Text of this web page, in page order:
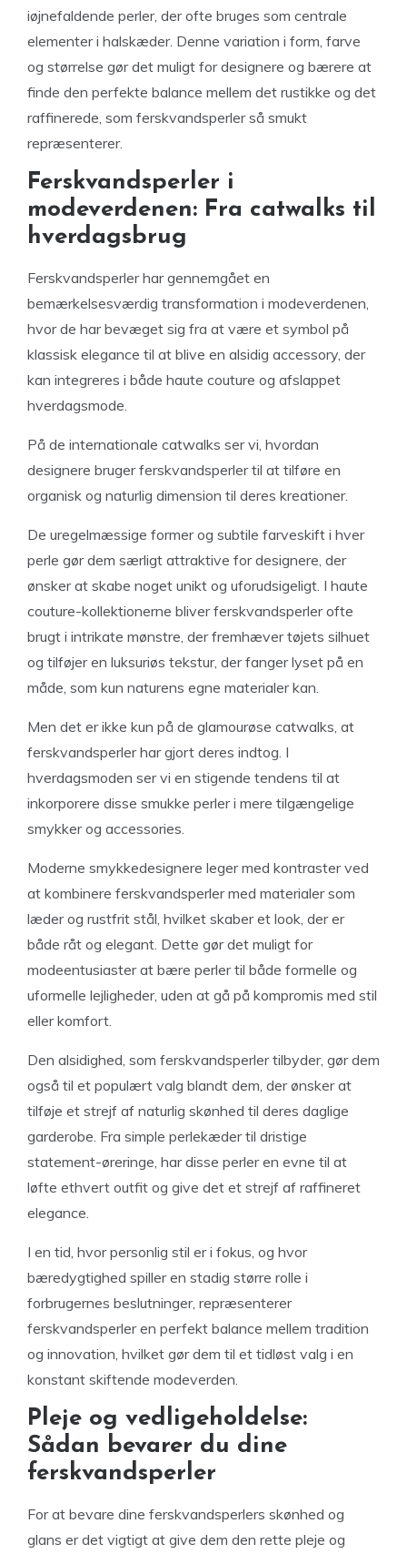
iøjnefaldende perler, der ofte bruges som centrale
elementer i halskæder. Denne variation i form, farve
og størrelse gør det muligt for designere og bærere at
finde den perfekte balance mellem det rustikke og det
raffinerede, som ferskvandsperler så smukt
repræsenterer.
Ferskvandsperler i
modeverdenen: Fra catwalks til
hverdagsbrug
Ferskvandsperler har gennemgået en
bemærkelsesværdig transformation i modeverdenen,
hvor de har bevæget sig fra at være et symbol på
klassisk elegance til at blive en alsidig accessory, der
kan integreres i både haute couture og afslappet
hverdagsmode.
På de internationale catwalks ser vi, hvordan
designere bruger ferskvandsperler til at tilføre en
organisk og naturlig dimension til deres kreationer.
De uregelmæssige former og subtile farveskift i hver
perle gør dem særligt attraktive for designere, der
ønsker at skabe noget unikt og uforudsigeligt. I haute
couture-kollektionerne bliver ferskvandsperler ofte
brugt i intrikate mønstre, der fremhæver tøjets silhuet
og tilføjer en luksuriøs tekstur, der fanger lyset på en
måde, som kun naturens egne materialer kan.
Men det er ikke kun på de glamourøse catwalks, at
ferskvandsperler har gjort deres indtog. I
hverdagsmoden ser vi en stigende tendens til at
inkorporere disse smukke perler i mere tilgængelige
smykker og accessories.
Moderne smykkedesignere leger med kontraster ved
at kombinere ferskvandsperler med materialer som
læder og rustfrit stål, hvilket skaber et look, der er
både råt og elegant. Dette gør det muligt for
modeentusiaster at bære perler til både formelle og
uformelle lejligheder, uden at gå på kompromis med stil
eller komfort.
Den alsidighed, som ferskvandsperler tilbyder, gør dem
også til et populært valg blandt dem, der ønsker at
tilføje et strejf af naturlig skønhed til deres daglige
garderobe. Fra simple perlekæder til dristige
statement-øreringe, har disse perler en evne til at
løfte ethvert outfit og give det et strejf af raffineret
elegance.
I en tid, hvor personlig stil er i fokus, og hvor
bæredygtighed spiller en stadig større rolle i
forbrugernes beslutninger, repræsenterer
ferskvandsperler en perfekt balance mellem tradition
og innovation, hvilket gør dem til et tidløst valg i en
konstant skiftende modeverden.
Pleje og vedligeholdelse:
Sådan bevarer du dine
ferskvandsperler
For at bevare dine ferskvandsperlers skønhed og
glans er det vigtigt at give dem den rette pleje og